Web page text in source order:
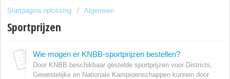
Startpagina oplossing Algemeen
Sportprijzen
Wie mogen er KNBB-sportprijzen bestellen?
Door KNBB beschikbaar gestelde sportprijzen voor Districts,
Gewestelijke en Nationale Kampioenschappen kunnen door